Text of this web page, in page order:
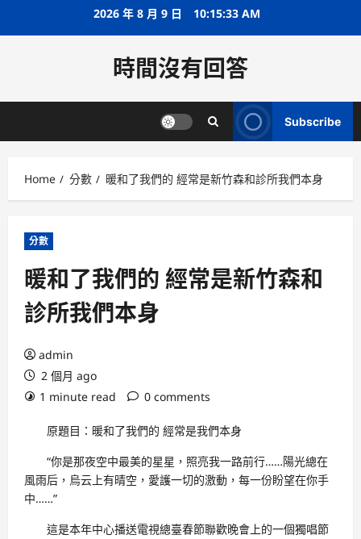
2026 年 8 月 9 日 10:15:33 AM
時間沒有回答
Subscribe
Home 分數 暖和了我們的 經常是新竹森和診所我們本身
分數
暖和了我們的 經常是新竹森和
診所我們本身
admin
2 個月 ago
1 minute read
0 comments
原題目：暖和了我們的 經常是我們本身
“你是那夜空中最美的星星，照亮我一路前行……陽光總在
風雨后，烏云上有晴空，愛護一切的激動，每一份盼望在你手
中……”
這是本年中心播送電視總臺春節聯歡晚會上的一個獨唱節